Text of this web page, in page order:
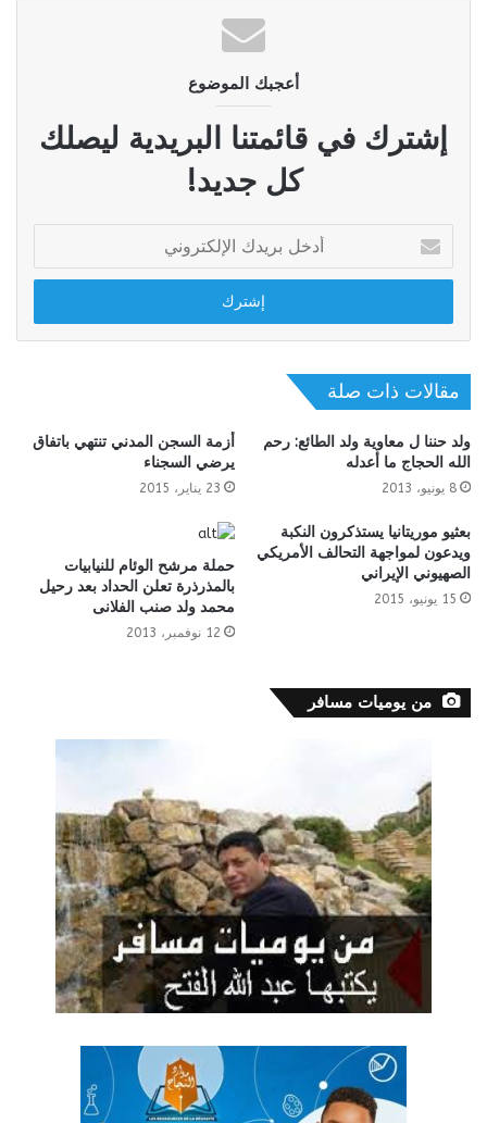
أعجبك الموضوع
إشترك في قائمتنا البريدية ليصلك
كل جديد!
بريدك
الإلكتروني
مقالات ذات صلة
ولد حننا ل معاوية ولد الطائع: رحم
الله الحجاج ما أعدله
8 يونيو، 2013
أزمة السجن المدني تنتهي باتفاق
يرضي السجناء
23 يناير، 2015
بعثيو موريتانيا يستذكرون النكبة
ويدعون لمواجهة التحالف الأمريكي
الصهيوني الإيراني
15 يونيو، 2015
حملة مرشح الوئام للنيابيات
بالمذرذرة تعلن الحداد بعد رحيل
محمد ولد صنب الفلانى
12 نوفمبر، 2013
من يوميات مسافر